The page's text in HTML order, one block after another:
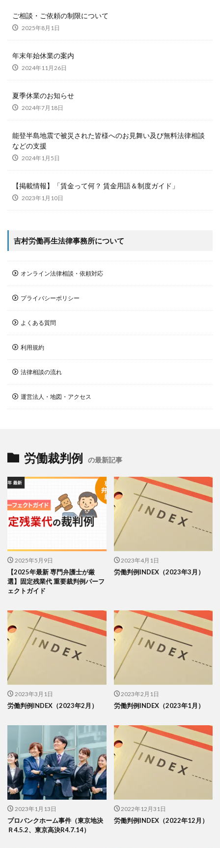
ご相談・ご依頼の制限について
2025年8月1日
年末年始休業の案内
2024年11月26日
夏季休業のお知らせ
2024年7月18日
能登半島地震で被災された皆様へのお見舞い及び無料法律相談
などの支援
2024年1月5日
【掲載情報】「賃金って何？ 賃金用語＆制度ガイド」
2023年1月10日
吉村労働再生法律事務所について
オンライン法律相談・依頼対応
プライバシーポリシー
よくある質問
利用規約
法律相談の流れ
運営法人・地図・アクセス
労働裁判例 の最新記事
2025年5月9日
【2025年最新 専門弁護士が厳
選】固定残業代 重要裁判例パーフ
ェクトガイド
2023年4月1日
労働判例INDEX（2023年3月）
2023年3月1日
労働判例INDEX（2023年2月）
2023年2月1日
労働判例INDEX（2023年1月）
2023年1月13日
プロバンクホーム事件（東京地決
Ｒ4.5.2、東京高決R4.7.14）
2022年12月31日
労働判例INDEX（2022年12月）